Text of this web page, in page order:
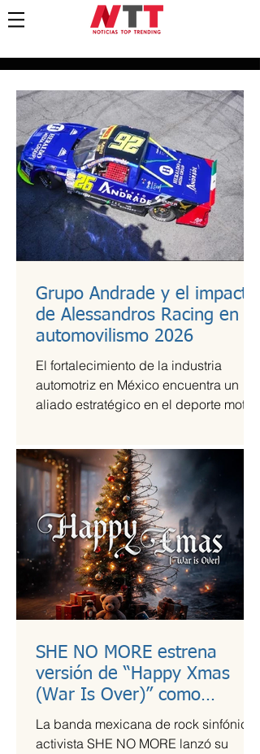
Grupo Andrade y el impacto
de Alessandros Racing en el
automovilismo 2026
El fortalecimiento de la industria
automotriz en México encuentra un
aliado estratégico en el deporte motor,
Alessandros Racing. En el marco de
su centenario, la organización utiliza la
alta competencia para validar su
capacidad técnica y operativa en las
pistas más exigentes del país durante
la temporada 2026.
SHE NO MORE estrena
versión de “Happy Xmas
(War Is Over)” como
llamado a la empatía en
tiempos de guerra
La banda mexicana de rock sinfónico
activista SHE NO MORE lanzó su